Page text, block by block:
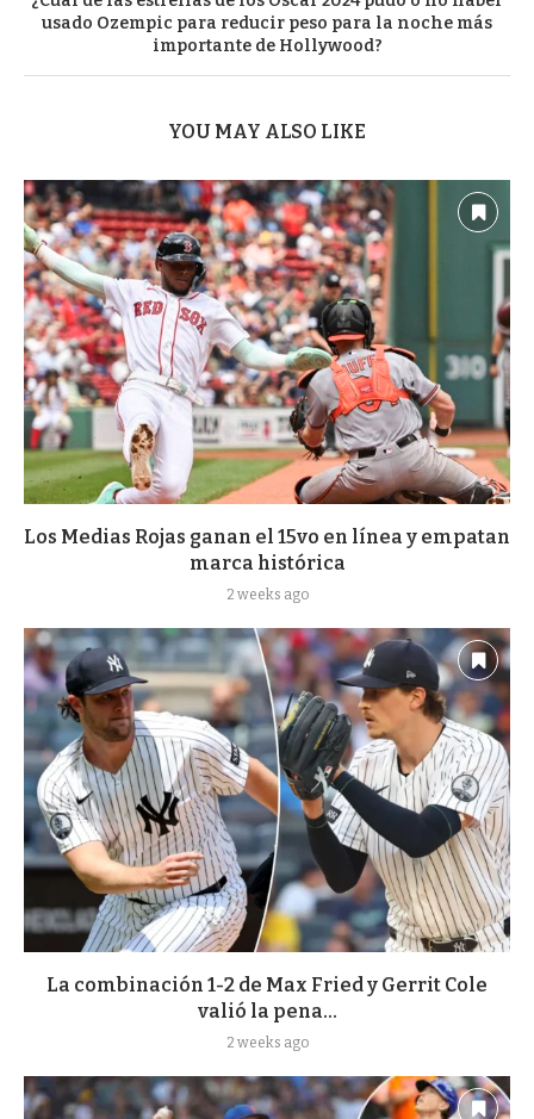
usado Ozempic para reducir peso para la noche más
importante de Hollywood?
YOU MAY ALSO LIKE
Los Medias Rojas ganan el 15vo en línea y empatan
marca histórica
2 weeks ago
La combinación 1-2 de Max Fried y Gerrit Cole
valió la pena...
2 weeks ago